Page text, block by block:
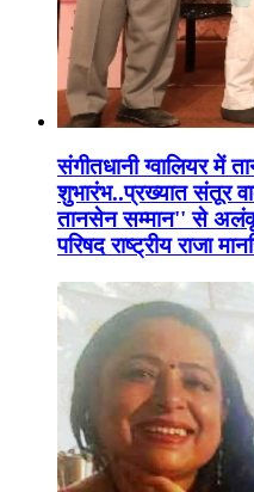
संगीतधानी ग्वालियर में
शुभारंभ..प्रख्यात संतूर
तानसेन सम्मान'' से
परिषद राष्ट्रीय राजा